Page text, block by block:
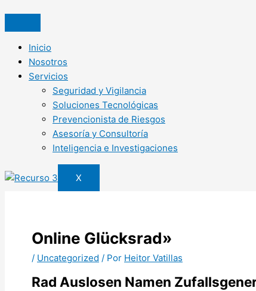
Inicio
Nosotros
Servicios
Seguridad y Vigilancia
Soluciones Tecnológicas
Prevencionista de Riesgos
Asesoría y Consultoría
Inteligencia e Investigaciones
X
Online Glücksrad»
/ Uncategorized / Por Heitor Vatillas
Rad Auslosen Namen